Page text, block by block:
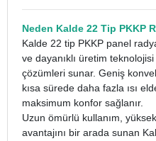
Neden Kalde 22 Tip PKKP
Kalde 22 tip PKKP panel
ve dayanıklı üretim
çözümleri sunar. Geniş
kısa sürede daha fazla ısı
maksimum konfor sağlanır.
Uzun ömürlü kullanım,
avantajını bir arada sunan